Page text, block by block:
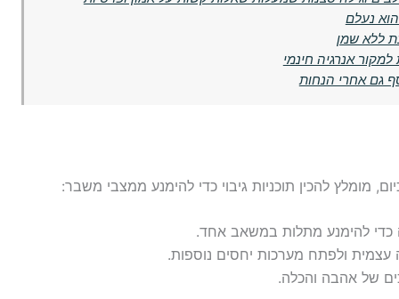
נעלם
ללא שמן
אנרגיה חינמי
גם אחרי הנחות
מומלץ להכין תוכניות גיבוי כדי להימנע ממצבי משבר:
להימנע מתלות במשאב אחד.
ולפתח מערכות יחסים נוספות.
של אהבה והכלה.